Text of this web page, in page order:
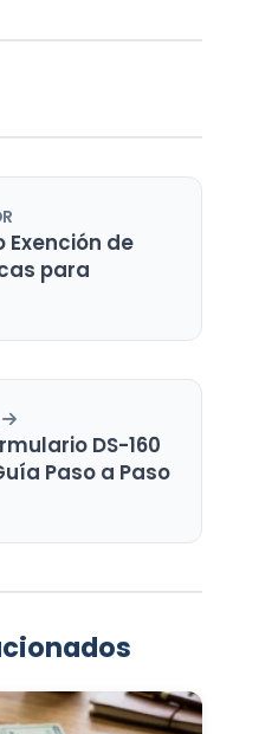
Exención de
para
DS-160
Paso a Paso